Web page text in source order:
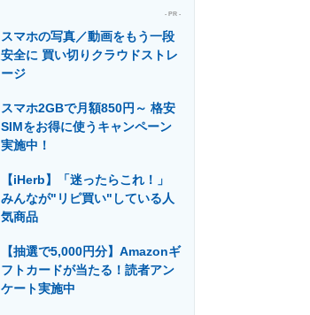
マーケ×ITの今がよく分かる
建設×テクノロジーの最前線
- PR -
スマホの写真／動画をもう一段
安全に 買い切りクラウドストレ
ージ
スマホ2GBで月額850円～ 格安
SIMをお得に使うキャンペーン
実施中！
【iHerb】「迷ったらこれ！」
みんなが"リピ買い"している人
気商品
【抽選で5,000円分】Amazonギ
フトカードが当たる！読者アン
ケート実施中